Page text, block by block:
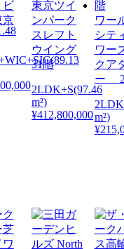
ビ
京
東京ツイ
ンパーク
スレフト
ウイング
31階
2LDK+S(97.46
m²)
¥412,800,000
ワー
シテ
ワー
クア
ー
m²)